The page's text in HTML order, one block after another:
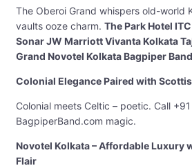
The Oberoi Grand whispers old-world
vaults ooze charm. The Park Hotel
Sonar JW Marriott Vivanta Kolkata
Grand Novotel Kolkata Bagpiper Band
Colonial Elegance Paired with
Colonial meets Celtic – poetic. Call
BagpiperBand.com magic.
Novotel Kolkata – Affordable Luxury
Flair